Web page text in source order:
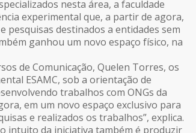
nesta área, a faculdade
experimental que, a partir de agora,
destinados a entidades sem
ganhou um novo espaço físico, na
de Comunicação, Quelen Torres, os
ESAMC, sob a orientação de
trabalhos com ONGs da
em um novo espaço exclusivo para
e realizados os trabalhos”, explica.
intuito da iniciativa também é produzir